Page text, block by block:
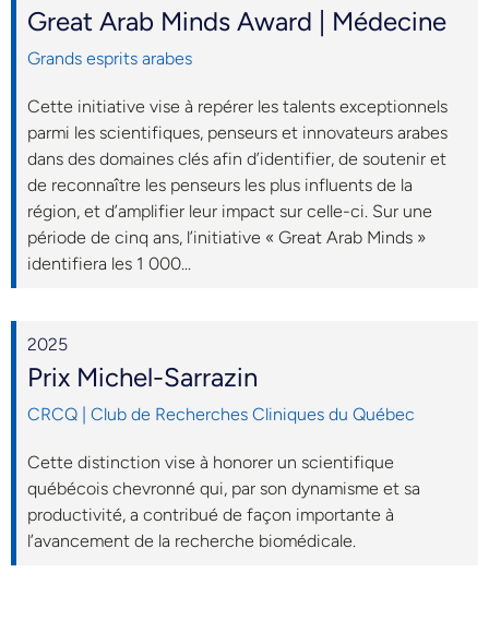
Great Arab Minds Award | Médecine
Grands esprits arabes
Cette initiative vise à repérer les talents exceptionnels
parmi les scientifiques, penseurs et innovateurs arabes
dans des domaines clés afin d’identifier, de soutenir et
de reconnaître les penseurs les plus influents de la
région, et d’amplifier leur impact sur celle-ci. Sur une
période de cinq ans, l’initiative « Great Arab Minds »
identifiera les 1 000...
2025
Prix Michel-Sarrazin
CRCQ | Club de Recherches Cliniques du Québec
Cette distinction vise à honorer un scientifique
québécois chevronné qui, par son dynamisme et sa
productivité, a contribué de façon importante à
l’avancement de la recherche biomédicale.